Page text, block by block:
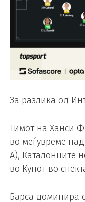
За разлика од
Тимот на Ханси
во меѓувреме
А), Каталонците
во Купот во
Барса доминира